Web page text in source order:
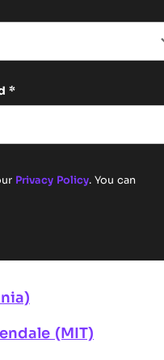
*
Privacy Policy. You can
(MIT)